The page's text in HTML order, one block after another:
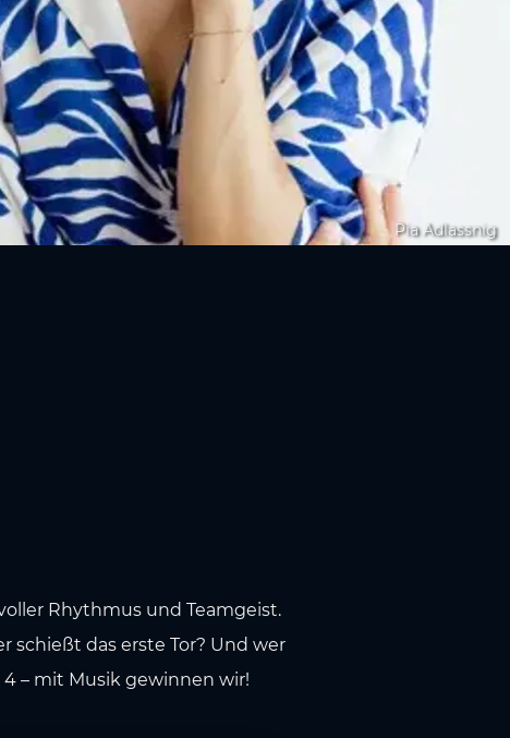
Pia Adlassnig
Rhythmus und Teamgeist.
schießt das erste Tor? Und wer
4 – mit Musik gewinnen wir!